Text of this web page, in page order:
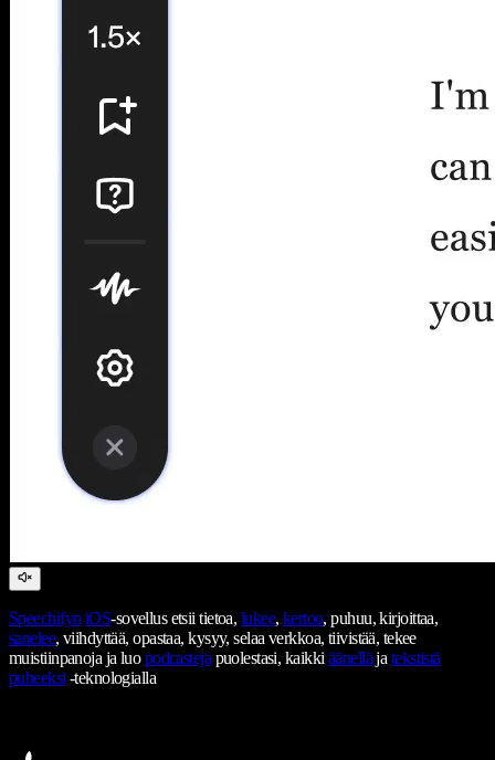
Speechifyn iOS-sovellus etsii tietoa, lukee, kertoo, puhuu, kirjoittaa,
sanelee, viihdyttää, opastaa, kysyy, selaa verkkoa, tiivistää, tekee
muistiinpanoja ja luopodcastejapuolestasi, kaikkiäänelläjatekstistä
puheeksi-teknologialla